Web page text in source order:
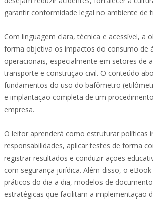
garantir conformidade legal no ambiente de
Com linguagem clara, técnica e acessível, a
forma objetiva os impactos do consumo de
operacionais, especialmente em setores de
transporte e construção civil. O conteúdo
fundamentos do uso do bafômetro
e implantação completa de um
empresa.
O leitor aprenderá como estruturar políticas
responsabilidades, aplicar testes de forma
registrar resultados e conduzir ações
com segurança jurídica. Além disso, o
práticos do dia a dia, modelos de
estratégicas que facilitam a implementação